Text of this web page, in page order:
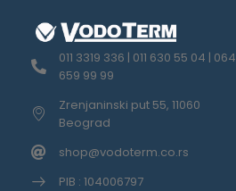
011 3319 336 | 011 630 55 04 | 064
659 99 99
Zrenjaninski put 55, 11060
Beograd
shop@vodoterm.co.rs
PIB : 104006797